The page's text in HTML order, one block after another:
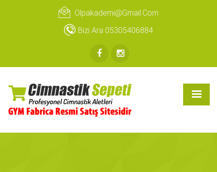
Olpakademi@gmail.com
Bizi Ara 05305406884